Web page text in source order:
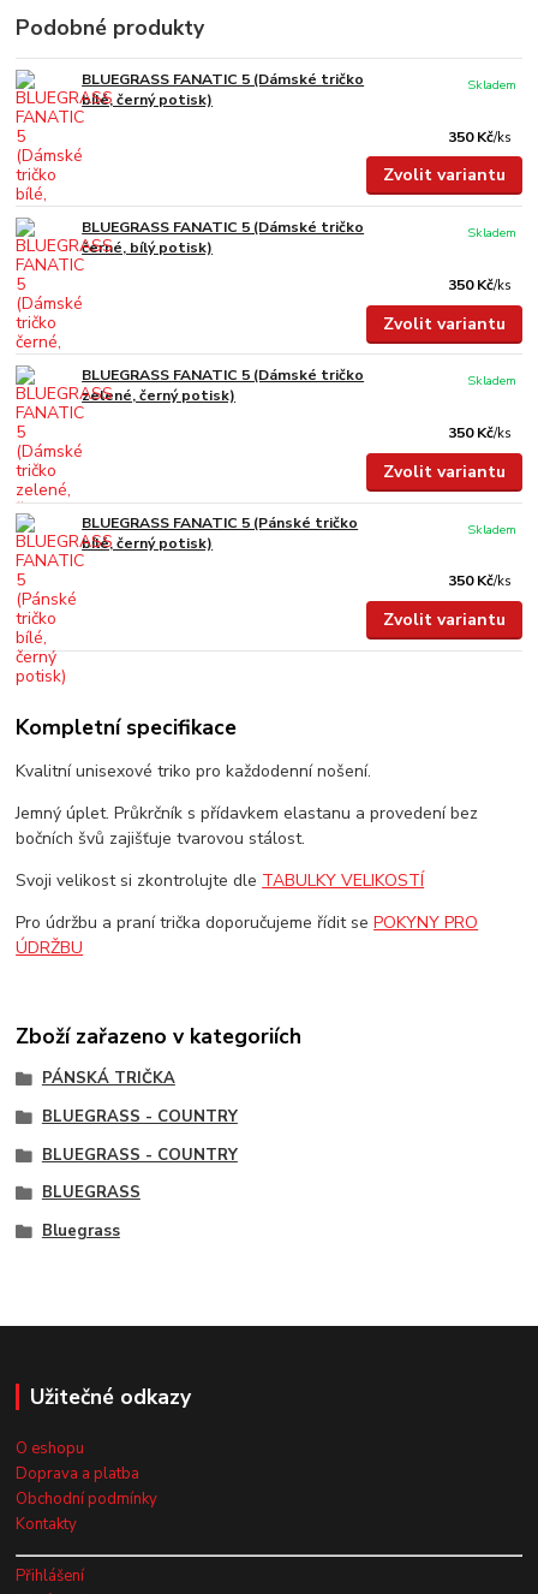
Podobné produkty
BLUEGRASS FANATIC 5 (Dámské tričko
bílé, černý potisk)
350 Kč/ks
Skladem
Zvolit variantu
BLUEGRASS FANATIC 5 (Dámské tričko
černé, bílý potisk)
350 Kč/ks
Skladem
Zvolit variantu
BLUEGRASS FANATIC 5 (Dámské tričko
zelené, černý potisk)
350 Kč/ks
Skladem
Zvolit variantu
BLUEGRASS FANATIC 5 (Pánské tričko
bílé, černý potisk)
350 Kč/ks
Skladem
Zvolit variantu
Kompletní specifikace
Kvalitní unisexové triko pro každodenní nošení.
Jemný úplet. Průkrčník s přídavkem elastanu a provedení bez
bočních švů zajišťuje tvarovou stálost.
Svoji velikost si zkontrolujte dle TABULKY VELIKOSTÍ
Pro údržbu a praní trička doporučujeme řídit sePOKYNY PRO
ÚDRŽBU
Zboží zařazeno v kategoriích
PÁNSKÁ TRIČKA
BLUEGRASS - COUNTRY
BLUEGRASS - COUNTRY
BLUEGRASS
Bluegrass
Užitečné odkazy
O eshopu
Doprava a platba
Obchodní podmínky
Kontakty
Přihlášení